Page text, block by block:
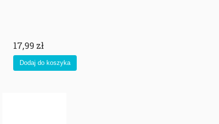
17,99 zł